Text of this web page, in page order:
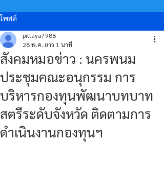
โพสต์
สังคมหมอข่าว : นครพนม
ประชุมคณะอนุกรรม การ
บริหารกองทุนพัฒนาบทบาท
สตรีระดับจังหวัด ติดตามการ
ดำเนินงานกองทุนฯ
pittaya7988
28 พ.ค. ยาว 1 นาที